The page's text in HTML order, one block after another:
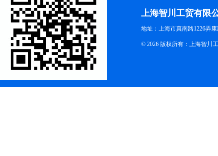
上海智川工贸有限
地址：上海市真南路1226弄
© 2026 版权所有：上海智川